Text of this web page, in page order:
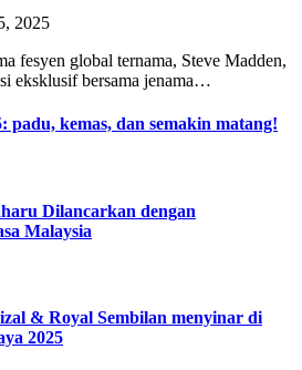
2025
fesyen global ternama, Steve Madden,
eksklusif bersama jenama…
padu, kemas, dan semakin matang!
Dilancarkan dengan
Malaysia
& Royal Sembilan menyinar di
2025